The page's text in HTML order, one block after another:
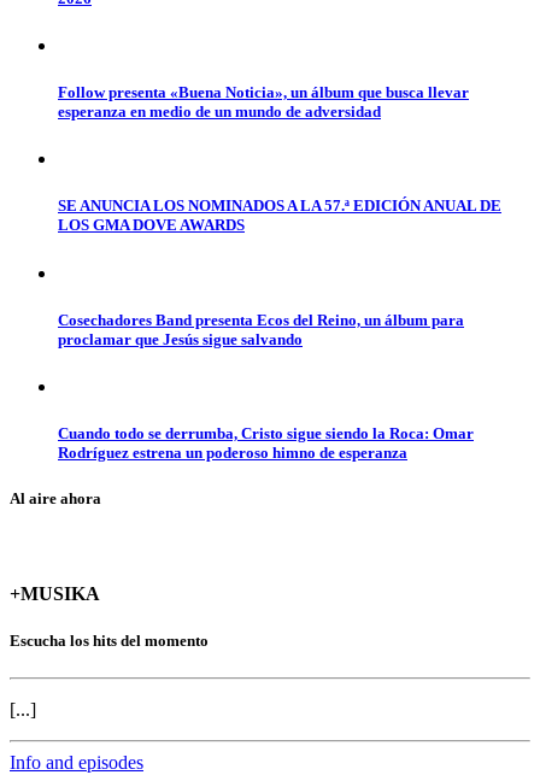
Follow presenta «Buena Noticia», un álbum que busca llevar
esperanza en medio de un mundo de adversidad
SE ANUNCIA LOS NOMINADOS A LA 57.ª EDICIÓN ANUAL DE
LOS GMA DOVE AWARDS
Cosechadores Band presenta Ecos del Reino, un álbum para
proclamar que Jesús sigue salvando
Cuando todo se derrumba, Cristo sigue siendo la Roca: Omar
Rodríguez estrena un poderoso himno de esperanza
Al aire ahora
+MUSIKA
Escucha los hits del momento
[...]
Info and episodes